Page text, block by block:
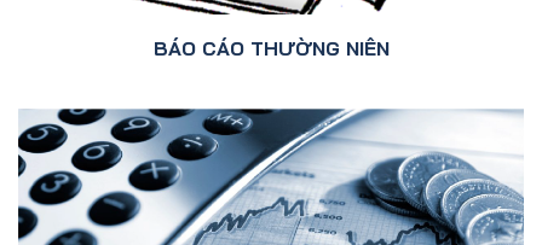
BÁO CÁO THƯỜNG NIÊN